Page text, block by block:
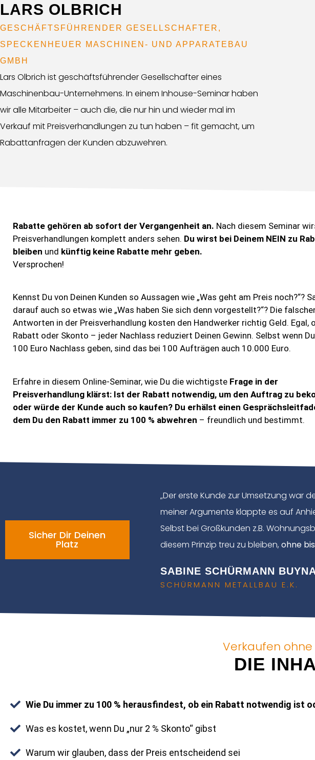
LARS OLBRICH
GESCHÄFTSFÜHRENDER GESELLSCHAFTER,
SPECKENHEUER MASCHINEN- UND APPARATEBAU
GMBH
Lars Olbrich ist geschäftsführender Gesellschafter eines
Maschinenbau-Unternehmens. In einem Inhouse-Seminar haben
wir alle Mitarbeiter – auch die, die nur hin und wieder mal im
Verkauf mit Preisverhandlungen zu tun haben – fit gemacht, um
Rabattanfragen der Kunden abzuwehren.
Rabatte gehören ab sofort der Vergangenheit an. Nach diesem Seminar
Preisverhandlungen komplett anders sehen. Du wirst bei Deinem NEIN zu
bleiben und künftig keine Rabatte mehr geben.
Versprochen!
Kennst Du von Deinen Kunden so Aussagen wie „Was geht am Preis noch?“?
darauf auch so etwas wie „Was haben Sie sich denn vorgestellt?“? Die
Antworten in der Preisverhandlung kosten den Handwerker richtig Geld. Egal,
Rabatt oder Skonto – jeder Nachlass reduziert Deinen Gewinn. Selbst wenn
100 Euro Nachlass geben, sind das bei 100 Aufträgen auch 10.000 Euro.
Erfahre in diesem Online-Seminar, wie Du die wichtigste Frage in der
Preisverhandlung klärst: Ist der Rabatt notwendig, um den Auftrag zu
oder würde der Kunde auch so kaufen? Du erhälst einen
dem Du den Rabatt immer zu 100 % abwehren – freundlich und bestimmt.
Sicher Dir Deinen
Platz
„Der erste Kunde zur Umsetzung war
meiner Argumente klappte es auf
Selbst bei Großkunden z.B.
diesem Prinzip treu zu bleiben, ohne
SABINE SCHÜRMANN
SCHÜRMANN METALLBAU E.K.
Verkaufen
DIE
Wie Du immer zu 100 % herausfindest, ob ein Rabatt notwendig ist
Was es kostet, wenn Du „nur 2 % Skonto“ gibst
Warum wir glauben, dass der Preis entscheidend sei